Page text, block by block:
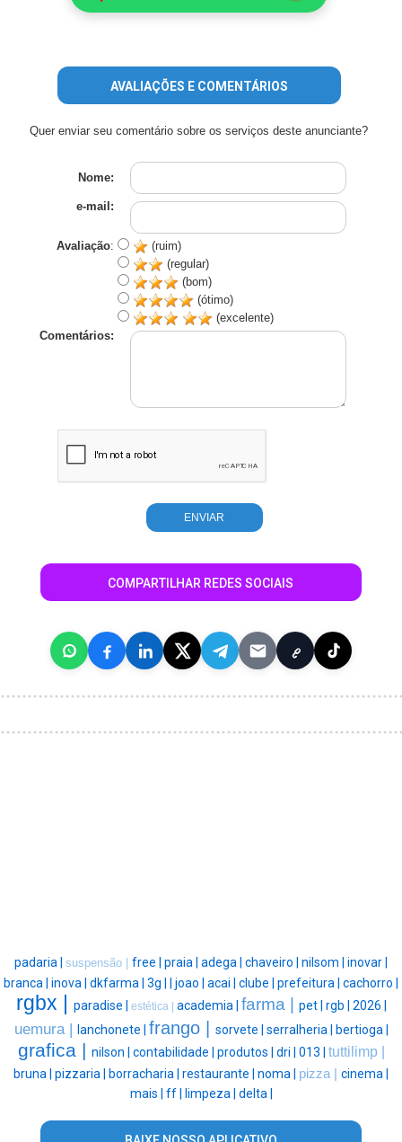
AVALIAÇÕES E COMENTÁRIOS
Quer enviar seu comentário sobre os serviços deste anunciante?
Nome:
e-mail:
Avaliação:
(ruim)
(regular)
(bom)
(ótimo)
(excelente)
Comentários:
COMPARTILHAR REDES SOCIAIS
padaria | suspensão | free | praia | adega | chaveiro | nilsom | inovar |
branca | inova | dkfarma | 3g | joao | acai | clube | prefeitura | cachorro |
rgbx | paradise | estética | academia | farma | pet | rgb | 2026 |
uemura | lanchonete | frango | sorvete | serralheria | bertioga |
grafica | nilson | contabilidade | produtos | dri | 013 | tuttilimp |
bruna | pizzaria | borracharia | restaurante | noma | pizza | cinema |
mais | ff | limpeza | delta |